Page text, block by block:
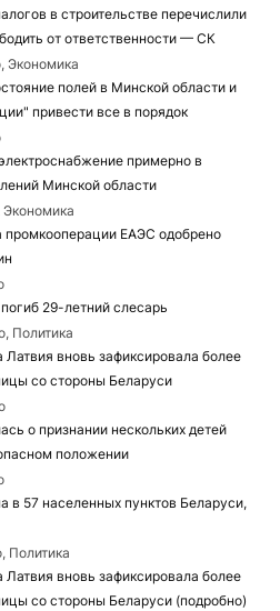
в строительстве перечислили
от ответственности — СК
Экономика
полей в Минской области и
привести все в порядок
примерно в
Минской области
Экономика
промкооперации ЕАЭС одобрено
29-летний слесарь
Политика
вновь зафиксировала более
со стороны Беларуси
о признании нескольких детей
положении
в 57 населенных пунктов Беларуси,
Политика
вновь зафиксировала более
со стороны Беларуси (подробно)